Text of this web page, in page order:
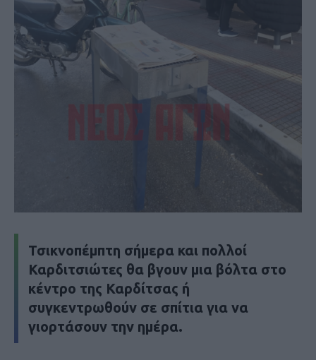
Τσικνοπέμπτη σήμερα και πολλοί
Καρδιτσιώτες θα βγουν μια βόλτα στο
κέντρο της Καρδίτσας ή
συγκεντρωθούν σε σπίτια για να
γιορτάσουν την ημέρα.